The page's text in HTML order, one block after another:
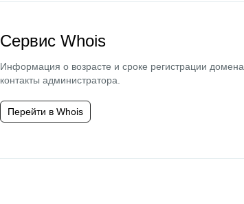
Сервис Whois
Информация о возрасте и сроке регистрации домена,
контакты администратора.
Перейти в Whois